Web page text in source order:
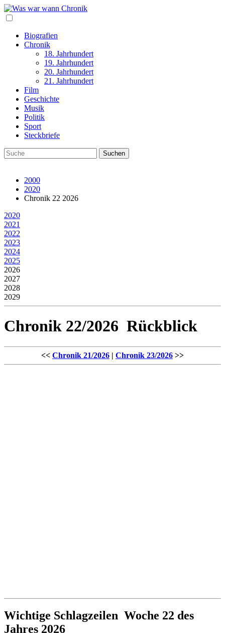
Biografien
Chronik
18. Jahrhundert
19. Jahrhundert
20. Jahrhundert
21. Jahrhundert
Film
Geschichte
Musik
Politik
Sport
Steckbriefe
2000
2020
Chronik 22 2026
2020
2021
2022
2023
2024
2025
2026
2027
2028
2029
Chronik 22/2026 Rückblick
<< Chronik 21/2026 | Chronik 23/2026 >>
Wichtige Schlagzeilen Woche 22 des
Jahres 2026